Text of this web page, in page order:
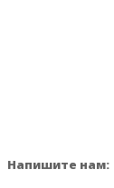
Напишите нам: